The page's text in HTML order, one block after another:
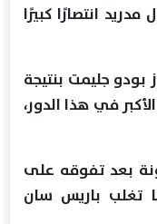
حقق ريال مدريد انتصارًا كبيرًا
جليمت بنتيجة
في هذا الدور،
بعد تفوقه على
بنتيجة 8-3، فيما تغلب باريس سان